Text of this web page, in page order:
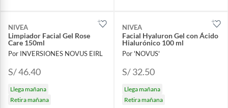
NIVEA
Limpiador Facial Gel Rose
Care 150ml
Por INVERSIONES NOVUS EIRL
S/ 46.40
Llega mañana
Retira mañana
NIVEA
Facial Hyaluron Gel con Ácido
Hialurónico 100 ml
Por 'NOVUS'
S/ 32.50
Llega mañana
Retira mañana